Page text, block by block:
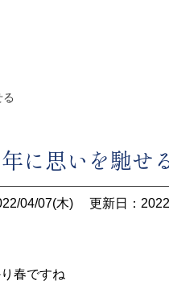
に思いを馳せ
04/07(木) 更新日：
春ですね